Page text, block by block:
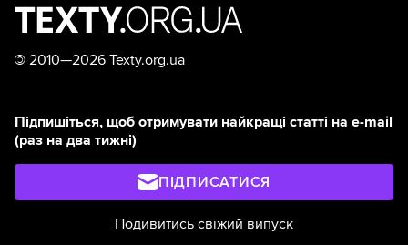
© 2010—2026 Texty.org.ua
Підпишіться, щоб отримувати найкращі статті на e-mail
(раз на два тижні)
ПІДПИСАТИСЯ
Подивитись свіжий випуск